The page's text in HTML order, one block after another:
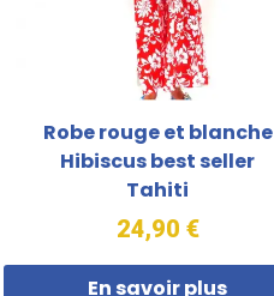
Robe rouge et blanche
Hibiscus best seller
Tahiti
24,90 €
En savoir plus